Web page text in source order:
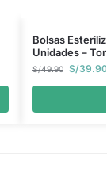
Bolsas
Unidades –
S/49.90 S/39.90